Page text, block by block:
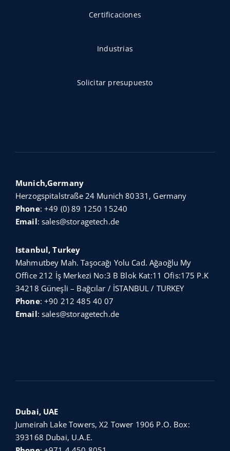
Certificaciones
Industrias
Solicitar presupuesto
Munich,Germany
Herzogspitalstraße 24 Munich 80331, Germany
Phone:+49 (0) 89 1250 15240
Email:sales@storagetech.de
Istanbul, Turkey
Mahmutbey Mah. Taşocağı Yolu Cad. Ağaoğlu My
Office 212 İş Merkezi No:3 B Blok Kat:11 Ofis:175 P.K
34218 Güneşli – Bağcılar / İSTANBUL / TURKEY
Phone:+90 212 485 40 07
Email:sales@storagetech.de
Dubai, UAE
Jumeirah Lake Towers, X2 Tower 1906 P.O. Box:
393168 Dubai, U.A.E.